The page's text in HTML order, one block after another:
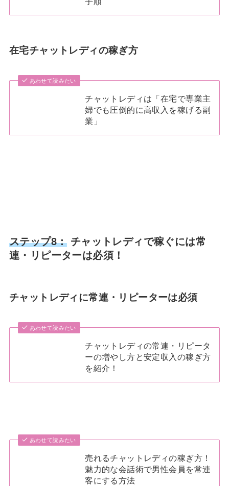
在宅チャットレディの稼ぎ方
あわせて読みたい
チャットレディは「在宅で専業主
婦でも圧倒的に高収入を稼げる副
業」
ステップ8： チャットレディで稼ぐには常
連・リピーターは必須！
チャットレディに常連・リピーターは必須
あわせて読みたい
チャットレディの常連・リピータ
ーの増やし方と安定収入の稼ぎ方
を紹介！
あわせて読みたい
売れるチャットレディの稼ぎ方！
魅力的な会話術で男性会員を常連
客にする方法